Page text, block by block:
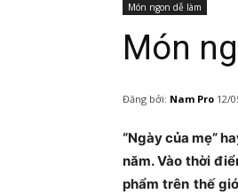
Món ngon dễ làm
Món
Đăng bởi: Nam Pro 12/
“Ngày của mẹ”
năm. Vào thời
phẩm trên thế